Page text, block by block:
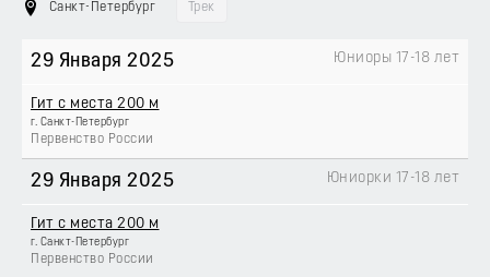
Санкт-Петербург Трек
29 Января 2025
Гит с места 200 м
г. Санкт-Петербург
Первенство России
Юниоры 17-18 лет
29 Января 2025
Гит с места 200 м
г. Санкт-Петербург
Первенство России
Юниорки 17-18 лет